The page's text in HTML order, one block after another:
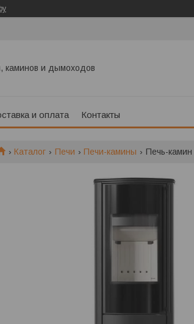
каминов и дымоходов
и оплата Контакты
Каталог Печи Печи-камины Печь-